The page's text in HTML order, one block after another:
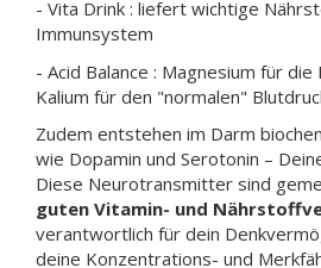
- Vita Drink : liefert wichtige
Immunsystem
- Acid Balance : Magnesium für
Kalium für den "normalen"
Zudem entstehen im Darm
wie Dopamin und Serotonin –
Diese Neurotransmitter sind
guten Vitamin- und
verantwortlich für dein
deine Konzentrations- und